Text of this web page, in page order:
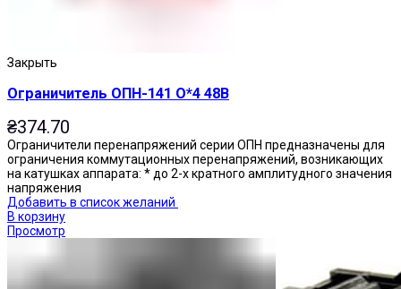
Закрыть
Ограничитель ОПН-141 О*4 48В
₴374.70
Ограничители перенапряжений серии ОПН предназначены для
ограничения коммутационных перенапряжений, возникающих
на катушках аппарата: * до 2-х кратного амплитудного значения
напряжения
Добавить в список желаний
В корзину
Просмотр